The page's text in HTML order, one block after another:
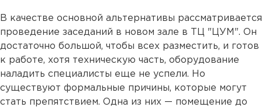
В качестве основной альтернативы рассматривается
проведение заседаний в новом зале в ТЦ "ЦУМ". Он
достаточно большой, чтобы всех разместить, и готов
к работе, хотя техническую часть, оборудование
наладить специалисты еще не успели. Но
существуют формальные причины, которые могут
стать препятствием. Одна из них — помещение до